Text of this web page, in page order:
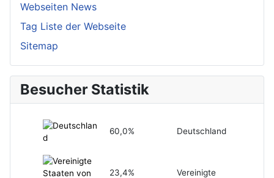
Webseiten News
Tag Liste der Webseite
Sitemap
Besucher Statistik
60,0% Deutschland
23,4%
Vereinigte